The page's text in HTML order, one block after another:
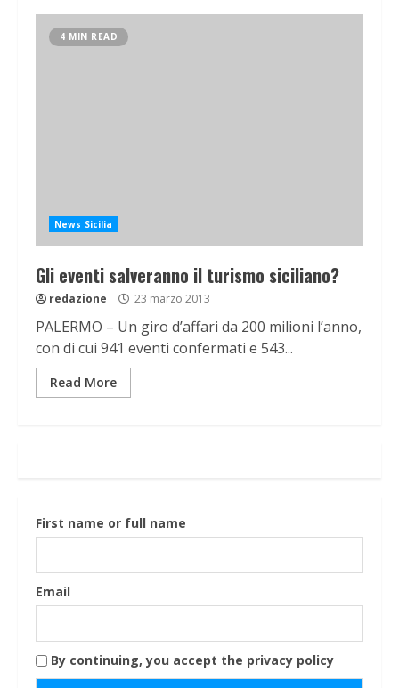
4 MIN READ
News Sicilia
Gli eventi salveranno il turismo siciliano?
redazione 23 marzo 2013
PALERMO – Un giro d’affari da 200 milioni l’anno,
con di cui 941 eventi confermati e 543...
Read More
First name or full name
Email
By continuing, you accept the privacy policy